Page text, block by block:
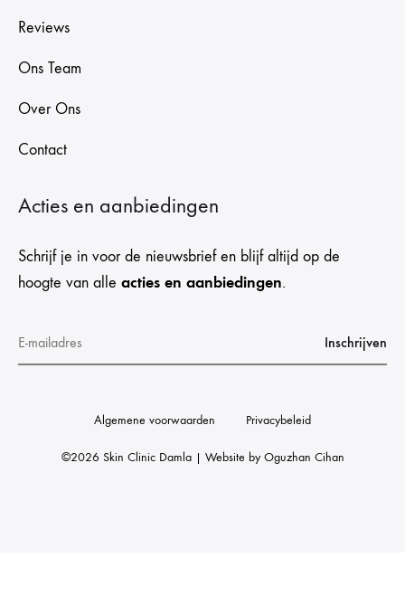
Reviews
Ons Team
Over Ons
Contact
Acties en aanbiedingen
Schrijf je in voor de nieuwsbrief en blijf altijd op de
hoogte van alle acties en aanbiedingen.
©2026 Skin Clinic Damla | Website byOguzhan Cihan
Algemene voorwaarden Privacybeleid